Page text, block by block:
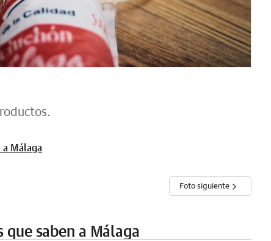
a Málaga
Foto siguiente
saben a Málaga